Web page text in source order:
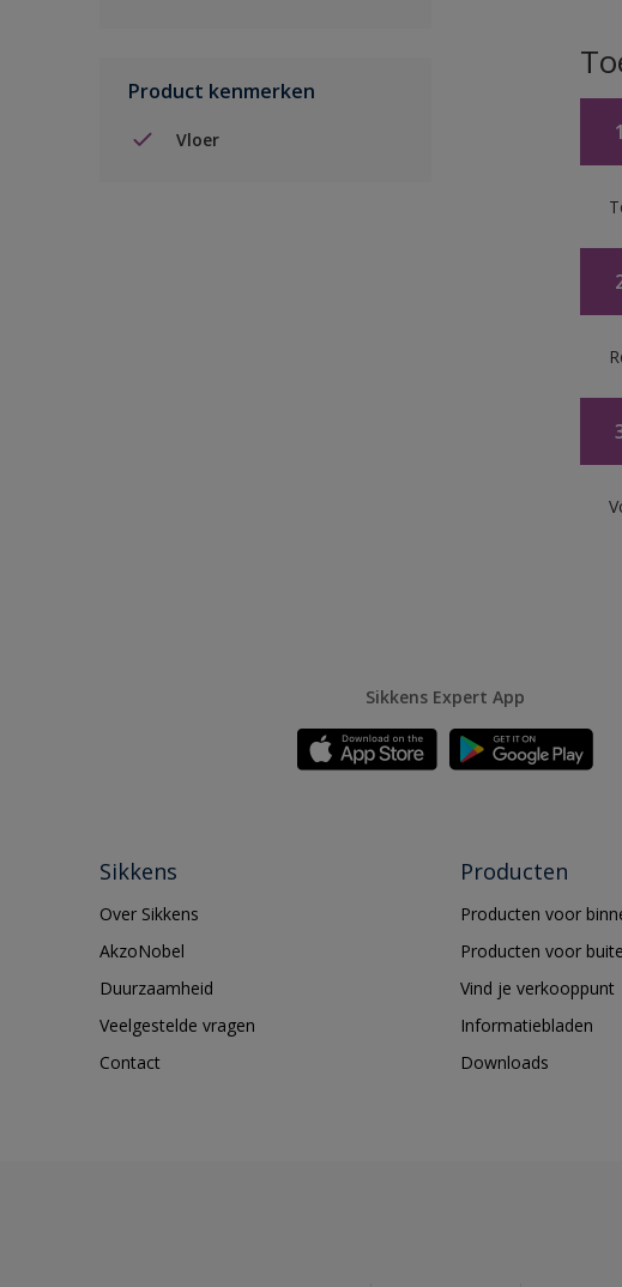
Product kenmerken
Vloer
Sikkens Expert App
Sikkens
Over Sikkens
AkzoNobel
Duurzaamheid
Veelgestelde vragen
Contact
Producten
Producten voor
Producten voor
Vind je verkooppunt
Informatiebladen
Downloads